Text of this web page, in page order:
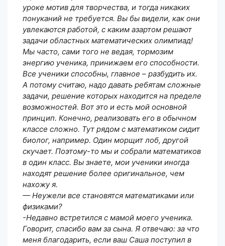
уроке мотив для творчества, и тогда никаких
понуканий не требуется. Вы бы видели, как они
увлекаются работой, с каким азартом решают
задачи областных математических олимпиад!
Мы часто, сами того не ведая, тормозим
энергию ученика, принижаем его способности.
Все ученики способны, главное – разбудить их.
А потому считаю, надо давать ребятам сложные
задачи, решение которых находится на пределе
возможностей. Вот это и есть мой основной
принцип. Конечно, реализовать его в обычном
классе сложно. Тут рядом с математиком сидит
биолог, например. Один морщит лоб, другой
скучает. Поэтому-то мы и собрали математиков
в один класс. Вы знаете, мои ученики иногда
находят решение более оригинальное, чем
нахожу я.
— Неужели все становятся математиками или
физиками?
-Недавно встретился с мамой моего ученика.
Говорит, спасибо вам за сына. Я отвечаю: за что
меня благодарить, если ваш Саша поступил в